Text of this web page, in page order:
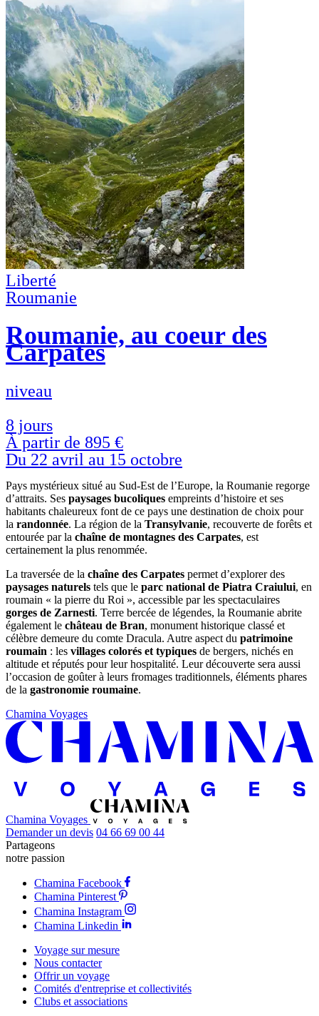
Liberté
Roumanie
Roumanie, au coeur des
Carpates
niveau
8 jours
À partir de 895 €
Du 22 avril au 15 octobre
Pays mystérieux situé au Sud-Est de l’Europe, la Roumanie regorge
d’attraits. Ses paysages bucoliques empreints d’histoire et ses
habitants chaleureux font de ce pays une destination de choix pour
la randonnée. La région de la Transylvanie, recouverte de forêts et
entourée par la chaîne de montagnes des Carpates, est
certainement la plus renommée.
La traversée de la chaîne des Carpates permet d’explorer des
paysages naturels tels que le parc national de Piatra Craiului, en
roumain « la pierre du Roi », accessible par les spectaculaires
gorges de Zarnesti. Terre bercée de légendes, la Roumanie abrite
également le château de Bran, monument historique classé et
célèbre demeure du comte Dracula. Autre aspect du patrimoine
roumain : les villages colorés et typiques de bergers, nichés en
altitude et réputés pour leur hospitalité. Leur découverte sera aussi
l’occasion de goûter à leurs fromages traditionnels, éléments phares
de la gastronomie roumaine.
Chamina Voyages
Chamina Voyages
Demander un devis 04 66 69 00 44
Partageons
notre passion
Chamina Facebook
Chamina Pinterest
Chamina Instagram
Chamina Linkedin
Voyage sur mesure
Nous contacter
Offrir un voyage
Comités d'entreprise et collectivités
Clubs et associations